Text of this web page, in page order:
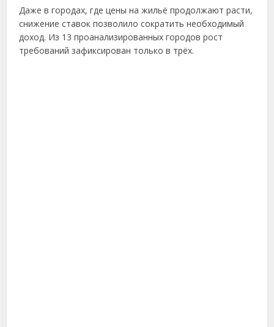
Даже в городах, где цены на жильё продолжают расти,
снижение ставок позволило сократить необходимый
доход. Из 13 проанализированных городов рост
требований зафиксирован только в трёх.